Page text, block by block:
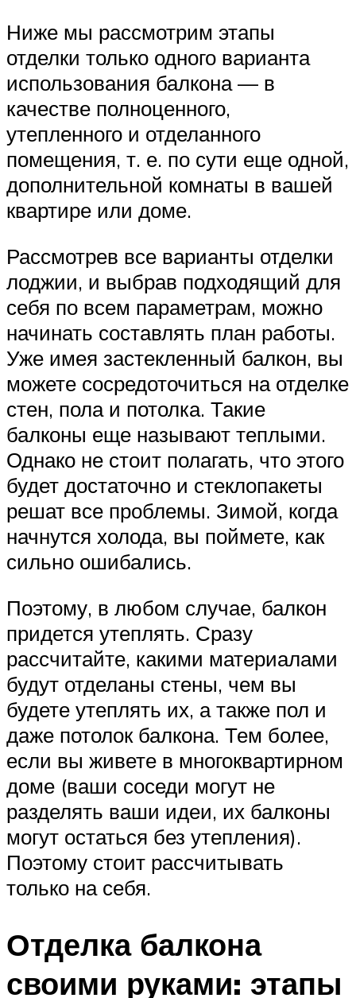
Ниже мы рассмотрим этапы
отделки только одного варианта
использования балкона — в
качестве полноценного,
утепленного и отделанного
помещения, т. е. по сути еще одной,
дополнительной комнаты в вашей
квартире или доме.
Рассмотрев все варианты отделки
лоджии, и выбрав подходящий для
себя по всем параметрам, можно
начинать составлять план работы.
Уже имея застекленный балкон, вы
можете сосредоточиться на отделке
стен, пола и потолка. Такие
балконы еще называют теплыми.
Однако не стоит полагать, что этого
будет достаточно и стеклопакеты
решат все проблемы. Зимой, когда
начнутся холода, вы поймете, как
сильно ошибались.
Поэтому, в любом случае, балкон
придется утеплять. Сразу
рассчитайте, какими материалами
будут отделаны стены, чем вы
будете утеплять их, а также пол и
даже потолок балкона. Тем более,
если вы живете в многоквартирном
доме (ваши соседи могут не
разделять ваши идеи, их балконы
могут остаться без утепления).
Поэтому стоит рассчитывать
только на себя.
Отделка балкона
своими руками: этапы